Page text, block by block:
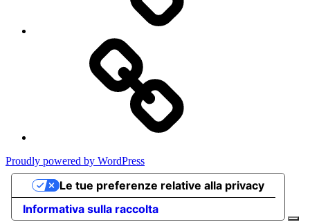
Proudly powered by WordPress
Informativa sulla raccolta
Le tue preferenze relative alla privacy